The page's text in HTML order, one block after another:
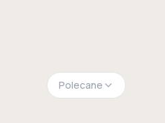
Polecane